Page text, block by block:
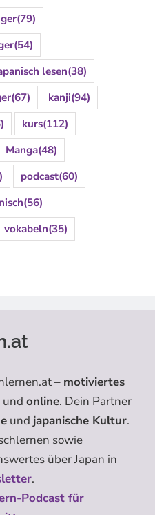
(79)
(54)
lesen(38)
(67) kanji(94)
kurs(112)
Manga(48)
podcast(60)
(56)
vokabeln(35)
– motiviertes
und online. Dein Partner
und japanische Kultur.
sowie
über Japan in
.
Podcast für